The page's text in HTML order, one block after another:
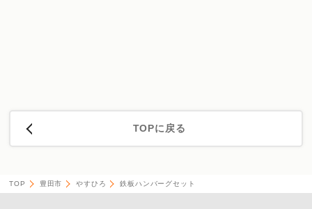
TOPに戻る
TOP 豊田市 やすひろ 鉄板ハンバーグセット